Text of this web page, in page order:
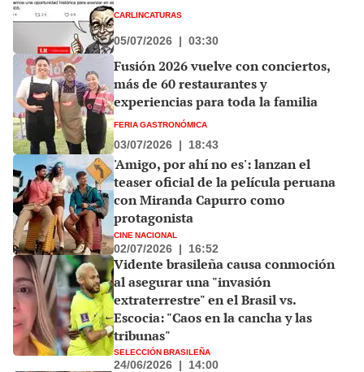
CARLINCATURAS
05/07/2026 | 03:30
Fusión 2026 vuelve con conciertos,
más de 60 restaurantes y
experiencias para toda la familia
FERIA GASTRONÓMICA
03/07/2026 | 18:43
'Amigo, por ahí no es': lanzan el
teaser oficial de la película peruana
con Miranda Capurro como
protagonista
CINE NACIONAL
02/07/2026 | 16:52
Vidente brasileña causa conmoción
al asegurar una "invasión
extraterrestre" en el Brasil vs.
Escocia: "Caos en la cancha y las
tribunas"
SELECCIÓN BRASILEÑA
24/06/2026 | 14:00